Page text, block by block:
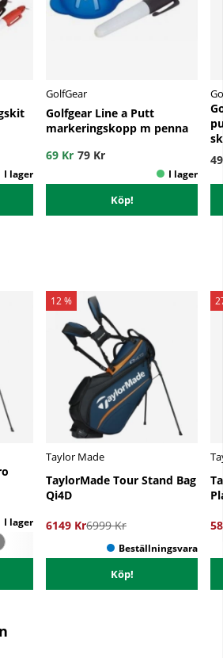
GolfGear
Golfgear Line a Putt
markeringskopp m penna
69 Kr 79 Kr
Köp!
12 %
Taylor Made
TaylorMade Tour Stand Bag
Qi4D
6149 Kr6999 Kr
Köp!